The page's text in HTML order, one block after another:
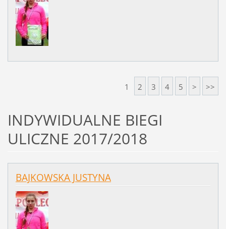
1 2 3 4 5 > >>
INDYWIDUALNE BIEGI
ULICZNE 2017/2018
BAJKOWSKA JUSTYNA